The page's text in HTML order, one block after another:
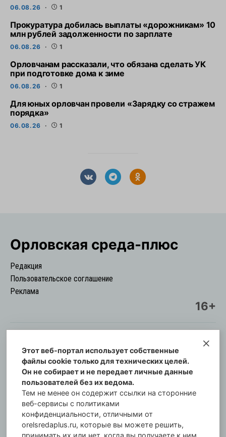
06.08.26 1
Прокуратура добилась выплаты «дорожникам» 10
млн рублей задолженности по зарплате
06.08.26 1
Орловчанам рассказали, что обязана сделать УК
при подготовке дома к зиме
06.08.26 1
Для юных орловчан провели «Зарядку со стражем
порядка»
06.08.26 1
Орловская cреда-плюс
Редакция
Пользовательское соглашение
Реклама
16+
© Информационный городской портал
Орловская cреда-плюс, 2021-2026
Свидетельство о регистрации СМИ: ПИ №57-
00254 от 29 октября 2013 г.
Газета зарегистрирована Управлением
Федеральной службы по надзору в сфере связи,
информационных технологий и массовых
Этот веб-портал использует собственные
файлы cookie только для технических целей.
Он не собирает и не передает личные данные
пользователей без их ведома.
Тем не менее он содержит ссылки на сторонние
веб-сервисы с политиками
конфиденциальности, отличными от
orelsredaplus.ru, которые вы можете решить,
принимать их или нет, когда вы получаете к ним